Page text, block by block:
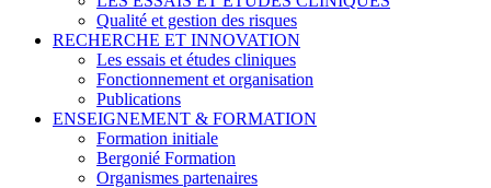
Qualité et gestion des risques
RECHERCHE ET INNOVATION
Les essais et études cliniques
Fonctionnement et organisation
Publications
ENSEIGNEMENT & FORMATION
Formation initiale
Bergonié Formation
Organismes partenaires